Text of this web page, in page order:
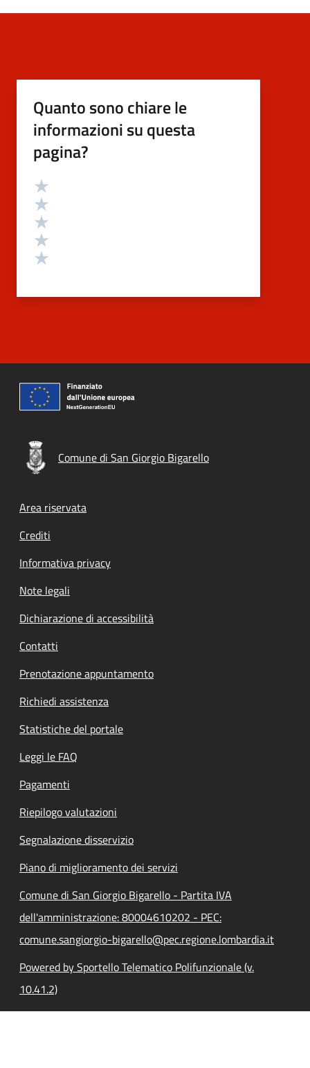
Quanto sono chiare le
informazioni su questa
pagina?
Valutazione
Comune di San Giorgio Bigarello
Footer menu
Area riservata
Crediti
Informativa privacy
Note legali
Dichiarazione di accessibilità
Contatti
Prenotazione appuntamento
Richiedi assistenza
Statistiche del portale
Leggi le FAQ
Pagamenti
Riepilogo valutazioni
Segnalazione disservizio
Piano di miglioramento dei servizi
Comune di San Giorgio Bigarello - Partita IVA
dell'amministrazione: 80004610202 - PEC:
comune.sangiorgio-bigarello@pec.regione.lombardia.it
Powered by Sportello Telematico Polifunzionale (v.
10.41.2)